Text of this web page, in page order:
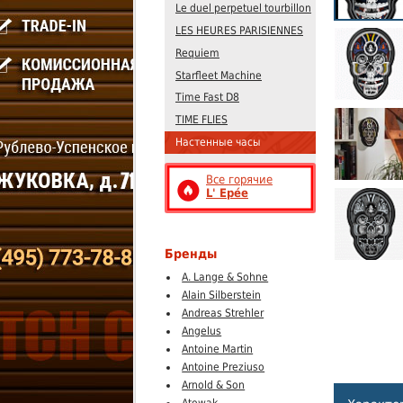
Le duel perpetuel tourbillon
LES HEURES PARISIENNES
Requiem
Starfleet Machine
Time Fast D8
TIME FLIES
Настенные часы
Все горячие
L' Epée
Бренды
A. Lange & Sohne
Alain Silberstein
Andreas Strehler
Angelus
Antoine Martin
Antoine Preziuso
Arnold & Son